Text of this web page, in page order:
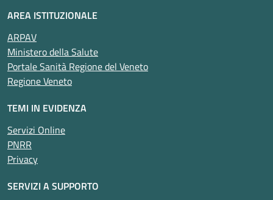
AREA ISTITUZIONALE
ARPAV
Ministero della Salute
Portale Sanità Regione del Veneto
Regione Veneto
TEMI IN EVIDENZA
Servizi Online
PNRR
Privacy
SERVIZI A SUPPORTO